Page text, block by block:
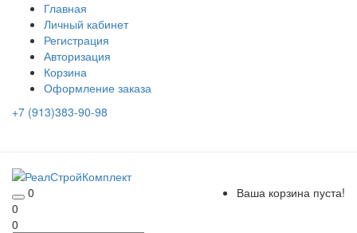
Главная
Личный кабинет
Регистрация
Авторизация
Корзина
Оформление заказа
+7 (913)383-90-98
0
Ваша корзина пуста!
0
0